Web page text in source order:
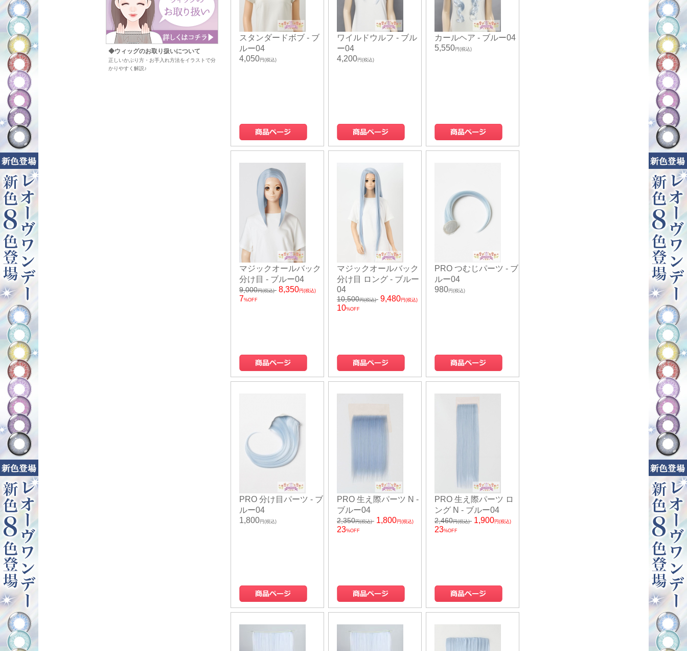
◆ウィッグのお取り扱いについて
正しいかぶり方・お手入れ方法をイラストで分
かりやすく解説♪
スタンダードボブ - ブ
ルー04
4,050円(税込)
ワイルドウルフ - ブル
ー04
4,200円(税込)
カールヘア - ブルー04
5,550円(税込)
マジックオールバック
分け目 - ブルー04
9,000円(税込) 8,350円(税込)
7%OFF
マジックオールバック
分け目 ロング - ブルー
04
10,500円(税込) 9,480円(税込)
10%OFF
PRO つむじパーツ - ブ
ルー04
980円(税込)
PRO 分け目パーツ - ブ
ルー04
1,800円(税込)
PRO 生え際パーツ N -
ブルー04
2,350円(税込) 1,800円(税込)
23%OFF
PRO 生え際パーツ ロ
ング N - ブルー04
2,460円(税込) 1,900円(税込)
23%OFF